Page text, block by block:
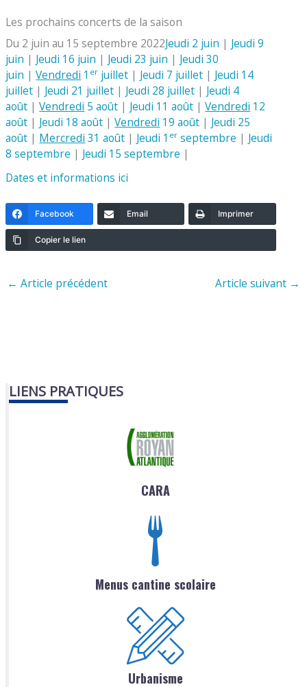
Les prochains concerts de la saison
Du 2 juin au 15 septembre 2022Jeudi 2 juin | Jeudi 9
juin | Jeudi 16 juin | Jeudi 23 juin | Jeudi 30
juin |Vendredi 1 er juillet | Jeudi 7 juillet | Jeudi 14
juillet | Jeudi 21 juillet | Jeudi 28 juillet | Jeudi 4
août |Vendredi 5 août | Jeudi 11 août |Vendredi 12
août | Jeudi 18 août |Vendredi 19 août | Jeudi 25
août | Mercredi 31 août | Jeudi 1 er septembre | Jeudi
8 septembre | Jeudi 15 septembre |
Dates et informations ici
Facebook Email Imprimer
Copier le lien
← Article précédent Article suivant →
LIENS PRATIQUES
CARA
Menus cantine scolaire
Urbanisme